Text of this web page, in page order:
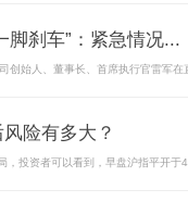
脚刹车”：紧急情况...
创始人、董事长、首席执行官雷军在
险有多大？
，投资者可以看到，早盘沪指平开于